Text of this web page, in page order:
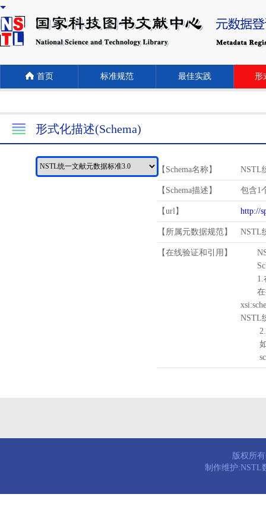
首页 标准规范 最佳实践 形
形式化描述(Schema)
【Schema名称】 NSTL
【Schema描述】 包含1
【url】 http://
【所属元数据规范】 NSTL
【在线验证和引用】
1.
在待
NSTL
2.
如需
版权所
制作维护:NSTL